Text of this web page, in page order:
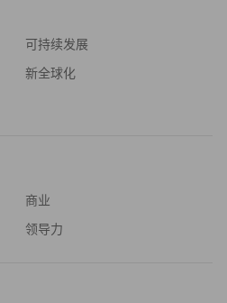
可持续发展
新全球化
商业
领导力